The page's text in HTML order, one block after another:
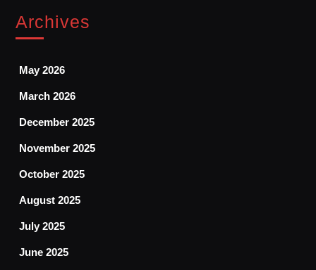
Archives
May 2026
March 2026
December 2025
November 2025
October 2025
August 2025
July 2025
June 2025